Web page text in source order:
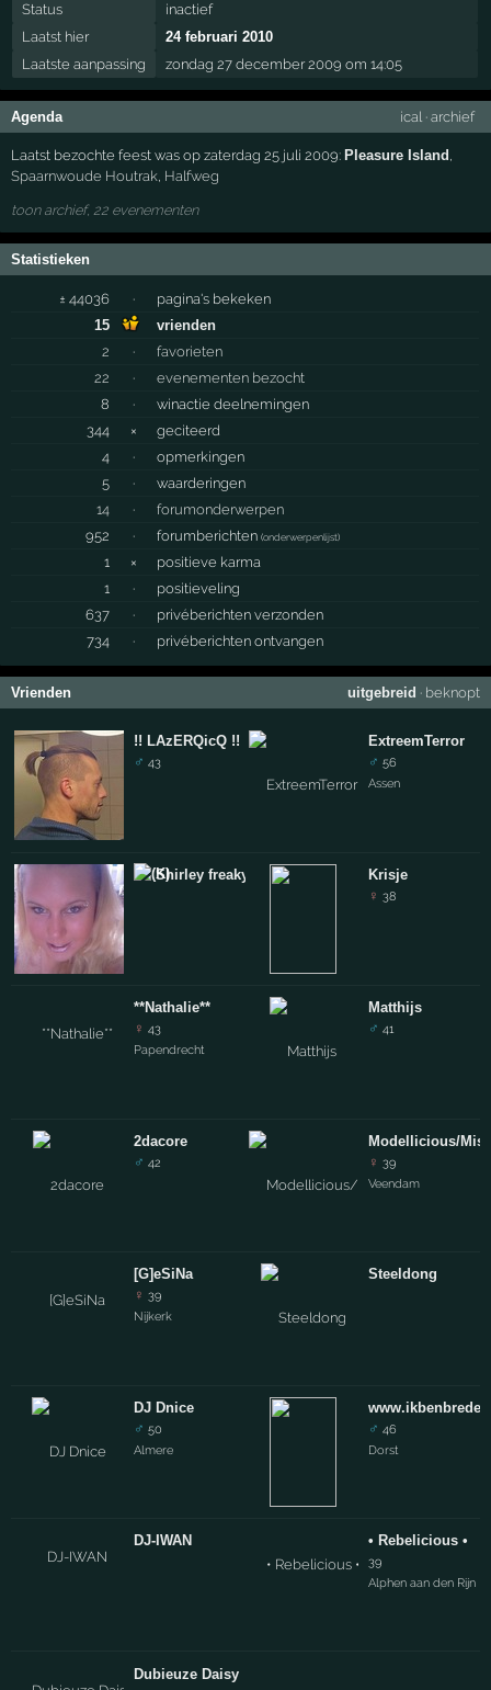
Status
inactief
Laatst hier
24 februari 2010
Laatste aanpassing
zondag 27 december 2009 om 14:05
Agenda ical· archief
Laatst bezochte feest was op zaterdag 25 juli 2009:Pleasure Island
Spaarnwoude Houtrak Halfweg
toon archief, 22 evenementen
Statistieken
± 44036 ·
pagina's bekeken
15
vrienden
2
·
favorieten
22
·
evenementen bezocht
8
·
winactie deelnemingen
344
×
geciteerd
4
·
opmerkingen
5
·
waarderingen
14
·
forumonderwerpen
952
· forumberichten(onderwerpenlijst)
1 ×
positieve karma
1
·
positieveling
637
·
privéberichten verzonden
734
· privéberichten ontvangen
Vrienden uitgebreid · beknopt
!! LAzERQicQ !!
♂ 43
Shirley freakygirl
**Nathalie**
♀ 43
Papendrecht
2dacore
♂ 42
[G]eSiNa
♀ 39
Nijkerk
DJ Dnice
♂ 50
Almere
DJ-IWAN
Dubieuze Daisy
ExtreemTerror
♂ 56
Assen
Krisje
♀ 38
Matthijs
♂ 41
Modellicious/
♀ 39
Veendam
Steeldong
♂ 46
Dorst
• Rebelicious •
39
Alphen aan den Rijn